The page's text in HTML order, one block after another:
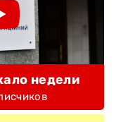
недели